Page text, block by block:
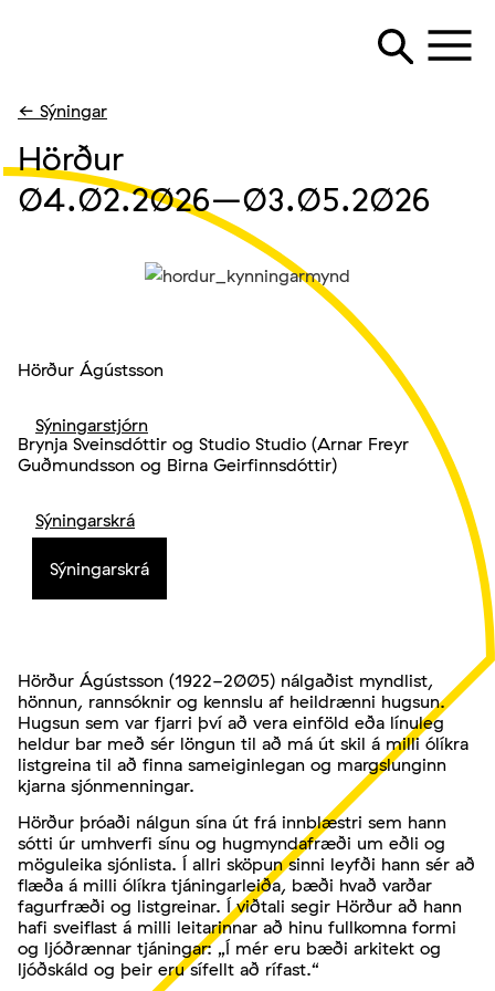
← Sýningar
Hörður
04.02.2026–03.05.2026
Hörður Ágústsson
Sýningarstjórn
Brynja Sveinsdóttir og Studio Studio (Arnar Freyr
Guðmundsson og Birna Geirfinnsdóttir)
Sýningarskrá
Sýningarskrá
Hörður Ágústsson (1922-2005) nálgaðist myndlist,
hönnun, rannsóknir og kennslu af heildrænni hugsun.
Hugsun sem var fjarri því að vera einföld eða línuleg
heldur bar með sér löngun til að má út skil á milli ólíkra
listgreina til að finna sameiginlegan og margslunginn
kjarna sjónmenningar.
Hörður þróaði nálgun sína út frá innblæstri sem hann
sótti úr umhverfi sínu og hugmyndafræði um eðli og
möguleika sjónlista. Í allri sköpun sinni leyfði hann sér að
flæða á milli ólíkra tjáningarleiða, bæði hvað varðar
fagurfræði og listgreinar. Í viðtali segir Hörður að hann
hafi sveiflast á milli leitarinnar að hinu fullkomna formi
og ljóðrænnar tjáningar: „Í mér eru bæði arkitekt og
ljóðskáld og þeir eru sífellt að rífast.“